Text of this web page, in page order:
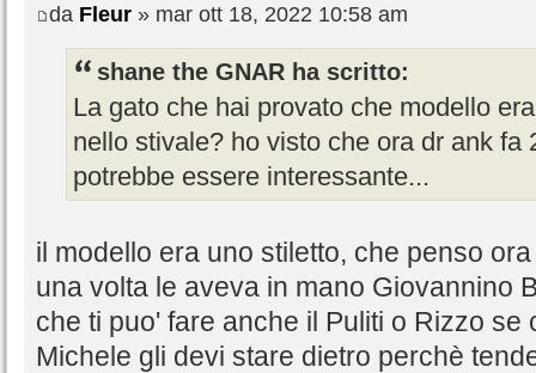
da Fleur » mar ott 18, 2022 10:58 am
shane the GNAR ha scritto:
La gato che hai provato che modello
nello stivale? ho visto che ora dr ank fa
potrebbe essere interessante...
il modello era uno stiletto, che penso
una volta le aveva in mano Giovannino
che ti puo' fare anche il Puliti o Rizzo se
Michele gli devi stare dietro perchè